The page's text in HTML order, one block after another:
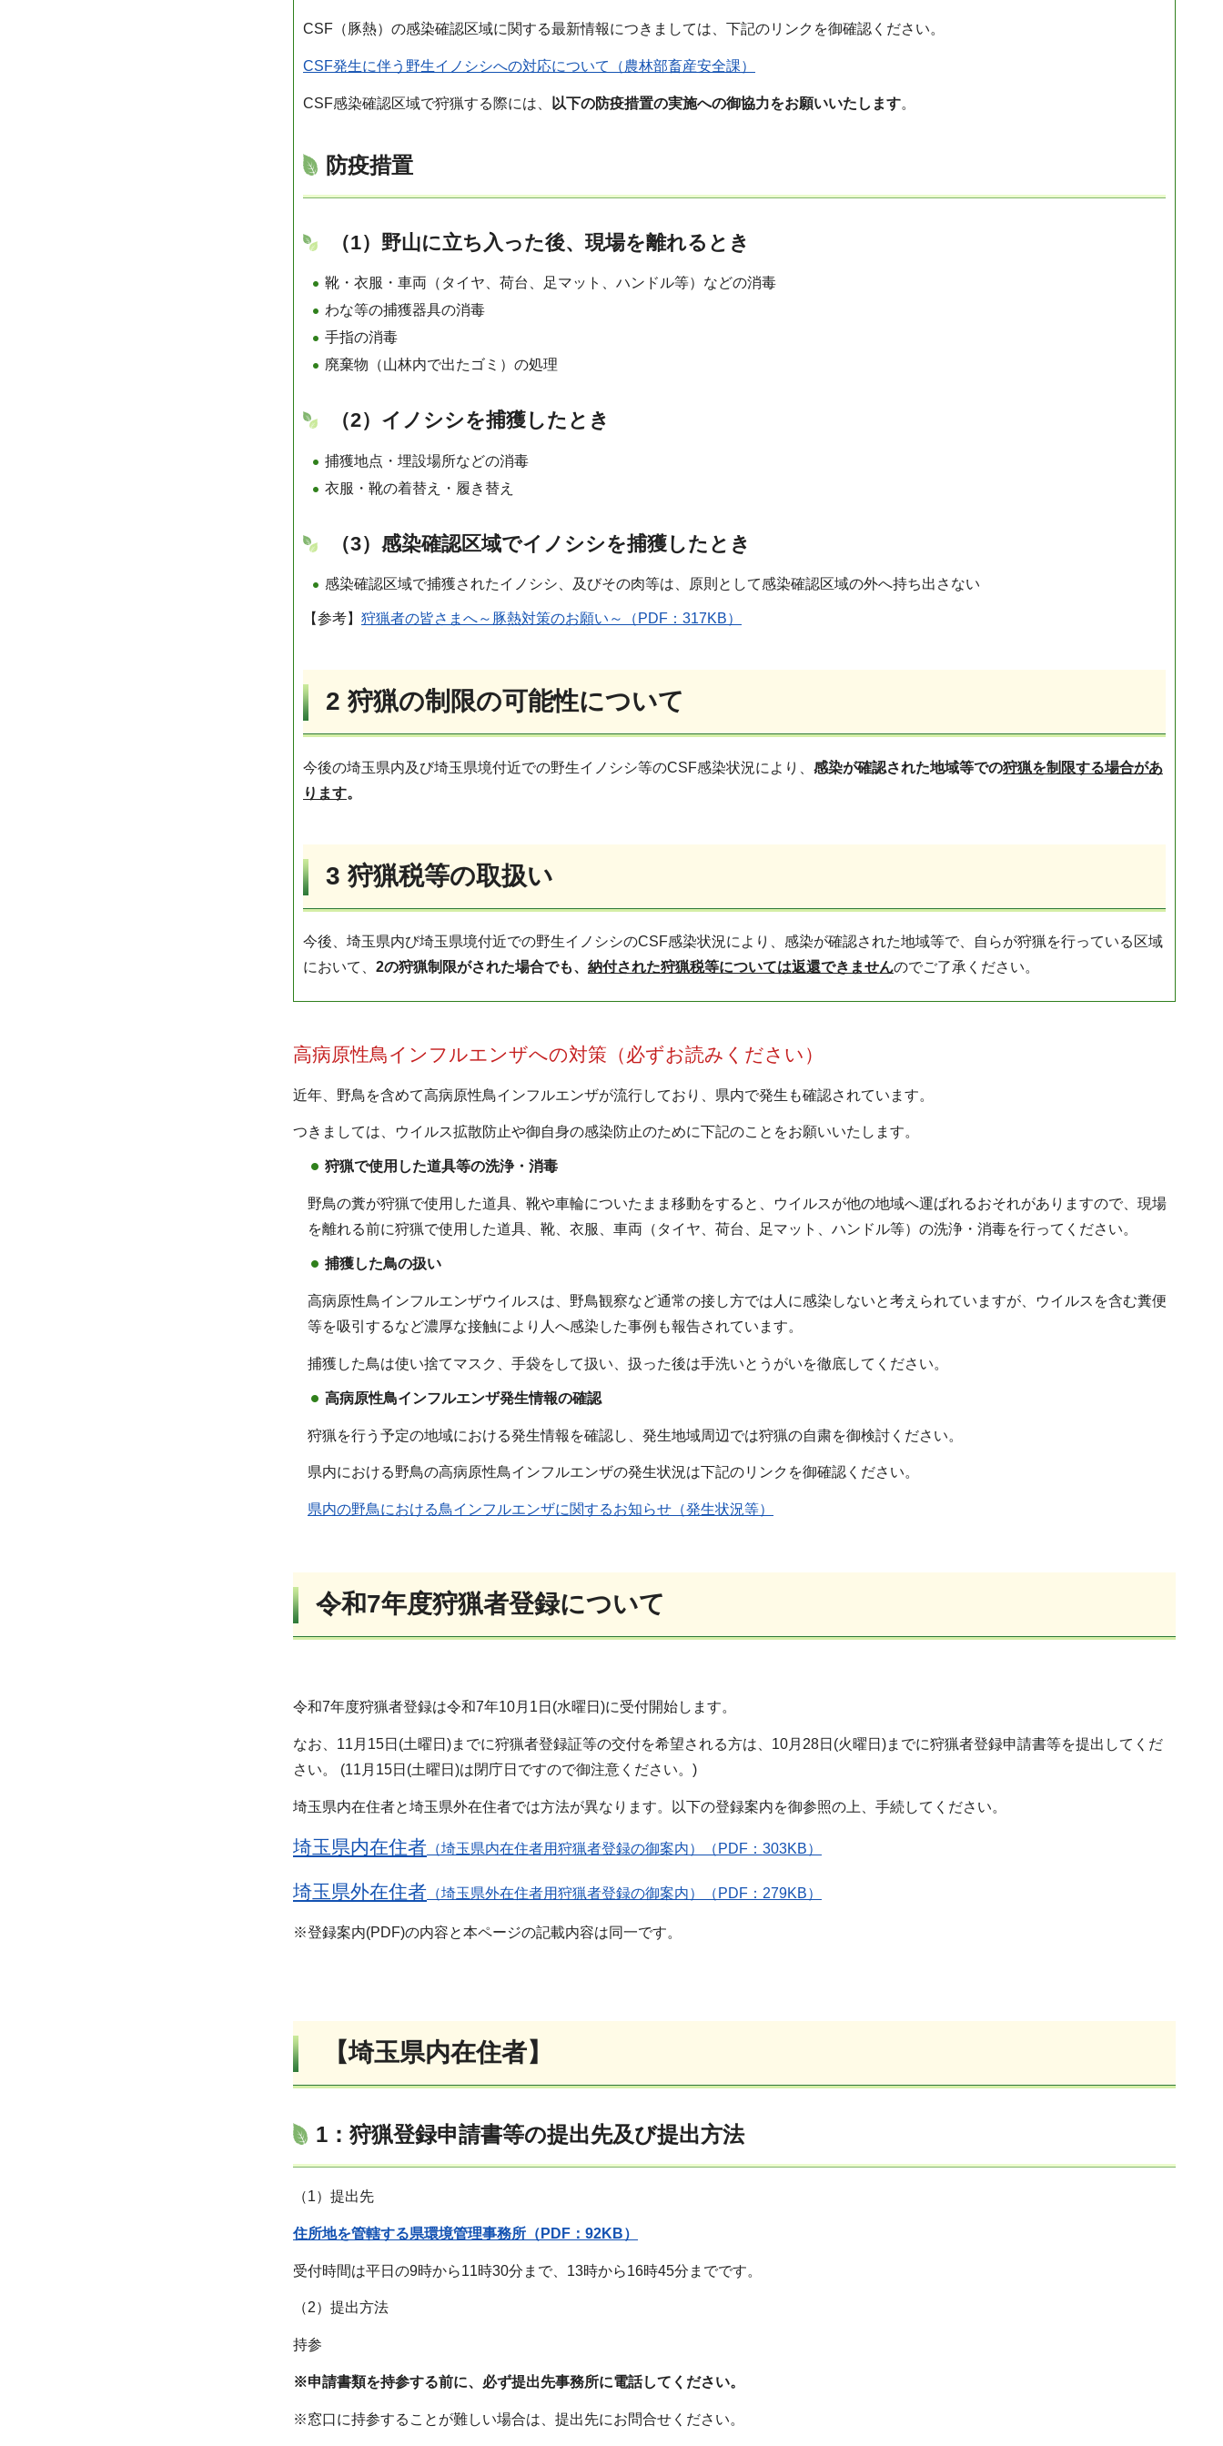
CSF（豚熱）の感染確認区域に関する最新情報につきましては、下記のリンクを御確認ください。
CSF発生に伴う野生イノシシへの対応について（農林部畜産安全課）
CSF感染確認区域で狩猟する際には、 以下の防疫措置の実施への御協力をお願いいたします。
防疫措置
（1）野山に立ち入った後、現場を離れるとき
靴・衣服・車両（タイヤ、荷台、足マット、ハンドル等）などの消毒
わな等の捕獲器具の消毒
手指の消毒
廃棄物（山林内で出たゴミ）の処理
（2）イノシシを捕獲したとき
捕獲地点・埋設場所などの消毒
衣服・靴の着替え・履き替え
（3）感染確認区域でイノシシを捕獲したとき
感染確認区域で捕獲されたイノシシ、及びその肉等は、原則として感染確認区域の外へ持ち出さない
【参考】 狩猟者の皆さまへ～豚熱対策のお願い～（PDF：317KB）
2 狩猟の制限の可能性について
今後の埼玉県内及び埼玉県境付近での野生イノシシ等のCSF感染状況により、 感染が確認された地域等での狩猟を制限する場合があ
ります。
3 狩猟税等の取扱い
今後、埼玉県内び埼玉県境付近での野生イノシシのCSF感染状況により、感染が確認された地域等で、自らが狩猟を行っている区域
において、 2の狩猟制限がされた場合でも、 納付された狩猟税等については返還できませんのでご了承ください。
高病原性鳥インフルエンザへの対策（必ずお読みください）
近年、野鳥を含めて高病原性鳥インフルエンザが流行しており、県内で発生も確認されています。
つきましては、ウイルス拡散防止や御自身の感染防止のために下記のことをお願いいたします。
狩猟で使用した道具等の洗浄・消毒
野鳥の糞が狩猟で使用した道具、靴や車輪についたまま移動をすると、ウイルスが他の地域へ運ばれるおそれがありますので、現場
を離れる前に狩猟で使用した道具、靴、衣服、車両（タイヤ、荷台、足マット、ハンドル等）の洗浄・消毒を行ってください。
捕獲した鳥の扱い
高病原性鳥インフルエンザウイルスは、野鳥観察など通常の接し方では人に感染しないと考えられていますが、ウイルスを含む糞便
等を吸引するなど濃厚な接触により人へ感染した事例も報告されています。
捕獲した鳥は使い捨てマスク、手袋をして扱い、扱った後は手洗いとうがいを徹底してください。
高病原性鳥インフルエンザ発生情報の確認
狩猟を行う予定の地域における発生情報を確認し、発生地域周辺では狩猟の自粛を御検討ください。
県内における野鳥の高病原性鳥インフルエンザの発生状況は下記のリンクを御確認ください。
県内の野鳥における鳥インフルエンザに関するお知らせ（発生状況等）
令和7年度狩猟者登録について
令和7年度狩猟者登録は令和7年10月1日(水曜日)に受付開始します。
なお、11月15日(土曜日)までに狩猟者登録証等の交付を希望される方は、10月28日(火曜日)までに狩猟者登録申請書等を提出してくだ
さい。 (11月15日(土曜日)は閉庁日ですので御注意ください。)
埼玉県内在住者と埼玉県外在住者では方法が異なります。以下の登録案内を御参照の上、手続してください。
埼玉県内在住者 （埼玉県内在住者用狩猟者登録の御案内）（PDF：303KB）
埼玉県外在住者 （埼玉県外在住者用狩猟者登録の御案内）（PDF：279KB）
※登録案内(PDF)の内容と本ページの記載内容は同一です。
【埼玉県内在住者】
1：狩猟登録申請書等の提出先及び提出方法
（1）提出先
住所地を管轄する県環境管理事務所（PDF：92KB）
受付時間は平日の9時から11時30分まで、13時から16時45分までです。
（2）提出方法
持参
※申請書類を持参する前に、必ず提出先事務所に電話してください。
※窓口に持参することが難しい場合は、提出先にお問合せください。